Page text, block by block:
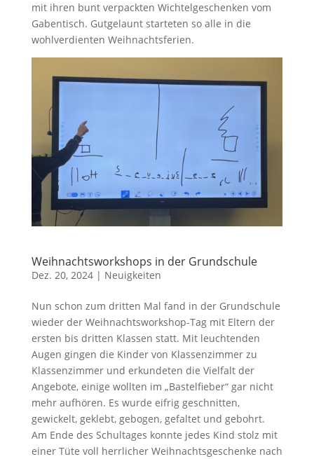
mit ihren bunt verpackten Wichtelgeschenken vom
Gabentisch. Gutgelaunt starteten so alle in die
wohlverdienten Weihnachtsferien.
Weihnachtsworkshops in der Grundschule
Dez. 20, 2024| Neuigkeiten
Nun schon zum dritten Mal fand in der Grundschule
wieder der Weihnachtsworkshop-Tag mit Eltern der
ersten bis dritten Klassen statt. Mit leuchtenden
Augen gingen die Kinder von Klassenzimmer zu
Klassenzimmer und erkundeten die Vielfalt der
Angebote, einige wollten im „Bastelfieber“ gar nicht
mehr aufhören. Es wurde eifrig geschnitten,
gewickelt, geklebt, gebogen, gefaltet und gebohrt.
Am Ende des Schultages konnte jedes Kind stolz mit
einer Tüte voll herrlicher Weihnachtsgeschenke nach